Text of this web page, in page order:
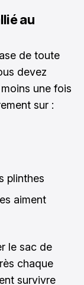
au
de toute
devez
une fois
sur :
plinthes
aiment
le sac de
chaque
survivre